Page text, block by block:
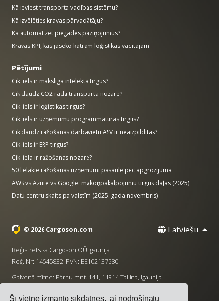
Šī vietne izmanto sīkdatnes, lai nodrošinātu
Kā ieviest transporta vadības sistēmu?
Kā izvēlēties kravas pārvadātāju?
Kā automatizēt piegādes paziņojumus?
Kravas KPI, kas jāseko katram loģistikas vadītājam
Pētījumi
Cik liels ir mākslīgā intelekta tirgus?
Cik daudz CO2 rada transporta nozare?
Cik liels ir loģistikas tirgus?
Cik liels ir uzņēmumu programmatūras tirgus?
Cik daudz ražošanas darbavietu ASV ir neaizpildītas?
Cik liels ir ERP tirgus?
Cik liela ir ražošanas nozare?
50 lielākie ražošanas uzņēmumi pasaulē pēc apgrozījuma
AWS vs Azure vs Google: mākoņpakalpojumu tirgus daļas (2025)
Datu centru skaits pa valstīm (2025. gada novembris)
© 2026 Cargoson.com Latviešu
Reģistrēts kā Cargoson OÜ Igaunijā.
Reģ. Nr: 14545832. PVN: EE102137680.
Galvenā mītne: Pärnu mnt. 141, 11314 Tallina, Igaunija
+372 5555 0028